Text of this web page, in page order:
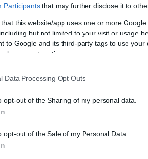
Participants that may further disclose it to
that this website/app uses one or more
but not limited to your visit or usage
to Google and its third-party tags to use
consent section.
Data Processing Opt Outs
opt-out of the Sharing of my personal data.
opt-out of the Sale of my Personal Data.
στο«Ιπποκράτειο» και
προσπάθειες των γιατρών,
Εντατικής Θεραπείας και
αιτία θανάτου την
ο πρόεδρος του
Γιώργος Δόντσιος
v-